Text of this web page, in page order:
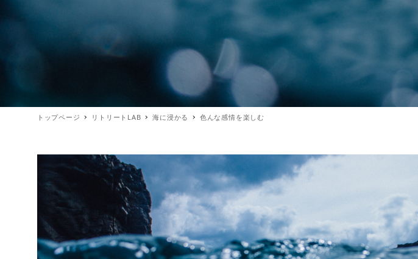
トップページ リトリートLAB 海に浸かる 色んな感情を楽しむ